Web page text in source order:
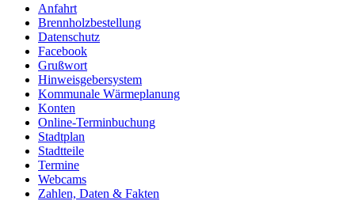
Anfahrt
Brennholzbestellung
Datenschutz
Facebook
Grußwort
Hinweisgebersystem
Kommunale Wärmeplanung
Konten
Online-Terminbuchung
Stadtplan
Stadtteile
Termine
Webcams
Zahlen, Daten & Fakten